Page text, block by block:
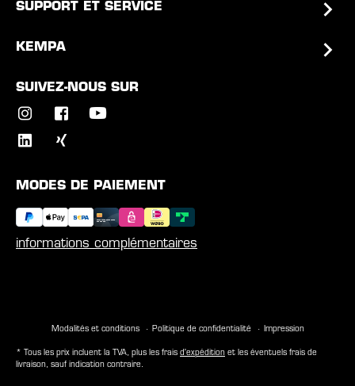
SUPPORT ET SERVICE
KEMPA
SUIVEZ-NOUS SUR
MODES DE PAIEMENT
informations complémentaires
Modalités et conditions Politique de confidentialité Impression
* Tous les prix incluent la TVA, plus les frais d'expédition et les éventuels frais de
livraison, sauf indication contraire.